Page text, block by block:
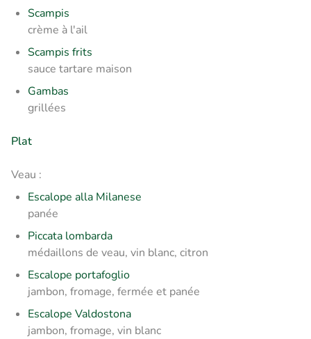
Scampis
crème à l'ail
Scampis frits
sauce tartare maison
Gambas
grillées
Plat
Veau :
Escalope alla Milanese
panée
Piccata lombarda
médaillons de veau, vin blanc, citron
Escalope portafoglio
jambon, fromage, fermée et panée
Escalope Valdostona
jambon, fromage, vin blanc